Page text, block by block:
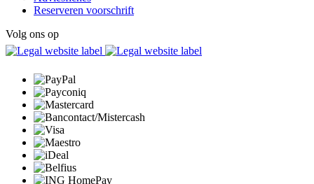
Reserveren voorschrift
Volg ons op